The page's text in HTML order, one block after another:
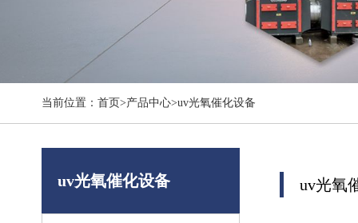
当前位置： 首页>产品中心>uv光氧催化设备
uv光氧催化设备 uv光氧